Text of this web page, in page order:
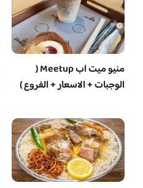
منيو ميت اب Meetup (
الوجبات + الاسعار + الفروع )